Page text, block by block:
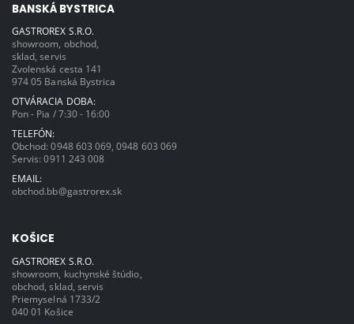
BANSKÁ BYSTRICA
GASTROREX S.R.O.
showroom, obchod,
sklad, servis
Zvolenská cesta 141
974 05 Banská Bystrica
OTVÁRACIA DOBA:
Pon - Pia / 7:30 - 16:00
TELEFÓN:
Obchod:0948 603 069 ,0948 603 069
Servis:0911 243 008
EMAIL:
obchod.bb@gastrorex.sk
KOŠICE
GASTROREX S.R.O.
showroom, kuchynské štúdio,
obchod, sklad, servis
Priemyselná 1733/2
040 01 Košice